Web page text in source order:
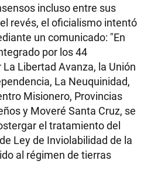
incluso entre sus
revés, el oficialismo intentó
un comunicado: "En
por los 44
Libertad Avanza, la Unión
La Neuquinidad,
Misionero, Provincias
y Moveré Santa Cruz, se
el tratamiento del
Ley de Inviolabilidad de la
al régimen de tierras